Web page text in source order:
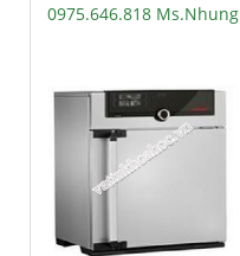
0975.646.818 Ms.Nhung